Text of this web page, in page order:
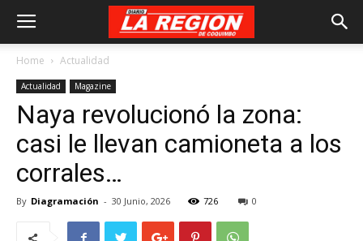
Home Actualidad
Actualidad Magazine
Naya revolucionó la zona:
casi le llevan camioneta a los
corrales…
By Diagramación - 30 Junio, 2026 726 0